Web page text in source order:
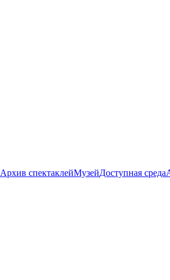
Архив спектаклейМузейДоступная среда